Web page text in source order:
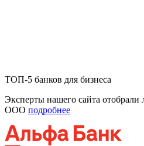
ТОП-5 банков для бизнеса
Эксперты нашего сайта
ООО подробнее